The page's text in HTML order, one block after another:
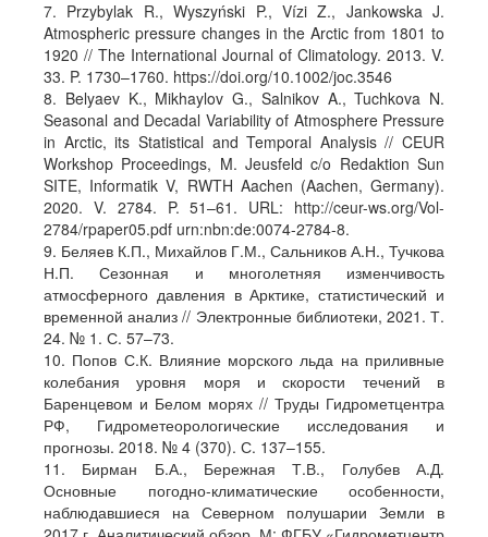
7. Przybylak R., Wyszyński P., Vízi Z., Jankowska J.
Atmospheric pressure changes in the Arctic from 1801 to
1920 // The International Journal of Climatology. 2013. V.
33. P. 1730–1760. https://doi.org/10.1002/joc.3546
8. Belyaev K., Mikhaylov G., Salnikov A., Tuchkova N.
Seasonal and Decadal Variability of Atmosphere Pressure
in Arctic, its Statistical and Temporal Analysis // CEUR
Workshop Proceedings, M. Jeusfeld c/o Redaktion Sun
SITE, Informatik V, RWTH Aachen (Aachen, Germany).
2020. V. 2784. P. 51–61. URL: http://ceur-ws.org/Vol-
2784/rpaper05.pdf urn:nbn:de:0074-2784-8.
9. Беляев К.П., Михайлов Г.М., Сальников А.Н., Тучкова
Н.П. Сезонная и многолетняя изменчивость
атмосферного давления в Арктике, статистический и
временной анализ // Электронные библиотеки, 2021. Т.
24. № 1. С. 57–73.
10. Попов С.К. Влияние морского льда на приливные
колебания уровня моря и скорости течений в
Баренцевом и Белом морях // Труды Гидрометцентра
РФ, Гидрометеорологические исследования и
прогнозы. 2018. № 4 (370). С. 137–155.
11. Бирман Б.А., Бережная Т.В., Голубев А.Д.
Основные погодно-климатические особенности,
наблюдавшиеся на Северном полушарии Земли в